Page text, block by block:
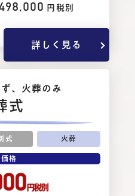
円税別
詳しく見る
、⽕葬のみ
式
式 火葬
格
円税別